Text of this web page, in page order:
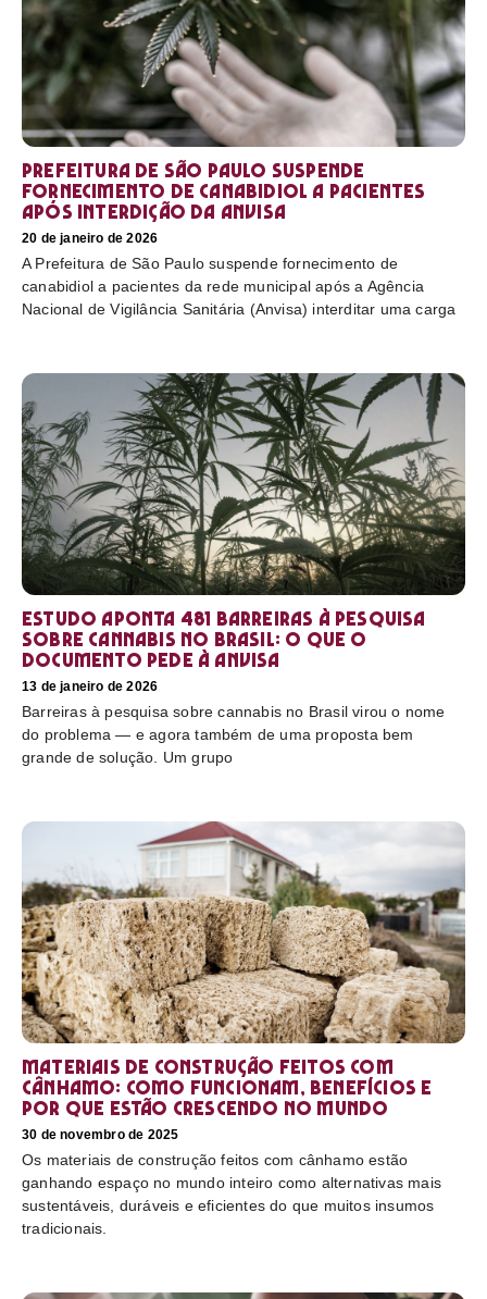
Prefeitura de São Paulo suspende
fornecimento de canabidiol a pacientes
após interdição da Anvisa
20 de janeiro de 2026
A Prefeitura de São Paulo suspende fornecimento de
canabidiol a pacientes da rede municipal após a Agência
Nacional de Vigilância Sanitária (Anvisa) interditar uma carga
Estudo aponta 481 barreiras à pesquisa
sobre cannabis no Brasil: o que o
documento pede à Anvisa
13 de janeiro de 2026
Barreiras à pesquisa sobre cannabis no Brasil virou o nome
do problema — e agora também de uma proposta bem
grande de solução. Um grupo
Materiais de construção feitos com
cânhamo: como funcionam, benefícios e
por que estão crescendo no mundo
30 de novembro de 2025
Os materiais de construção feitos com cânhamo estão
ganhando espaço no mundo inteiro como alternativas mais
sustentáveis, duráveis e eficientes do que muitos insumos
tradicionais.